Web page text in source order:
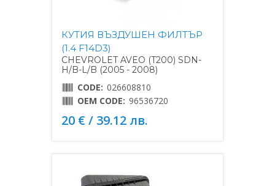
КУТИЯ ВЪЗДУШЕН ФИЛТЪР
(1.4 F14D3)
CHEVROLET AVEO (T200) SDN-
H/B-L/B (2005 - 2008)
CODE: 026608810
OEM CODE: 96536720
20 € / 39.12 лв.